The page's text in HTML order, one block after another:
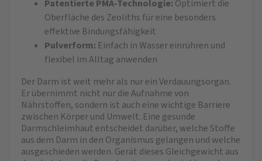
Patentierte PMA-Technologie: Optimiert die
Oberfläche des Zeoliths für eine besonders
effektive Bindungsfähigkeit
Pulverform: Einfach in Wasser einrühren und
flexibel im Alltag anwenden
Der Darm ist weit mehr als nur ein Verdauungsorgan.
Er übernimmt nicht nur die Aufnahme von
Nährstoffen, sondern ist auch eine wichtige Barriere
zwischen Körper und Umwelt. Eine gesunde
Darmschleimhaut entscheidet darüber, welche Stoffe
aus dem Darm in den Organismus gelangen und welche
ausgeschieden werden. Gerät dieses Gleichgewicht aus